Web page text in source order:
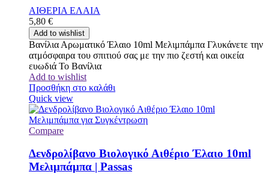
ΑΙΘΕΡΙΑ ΕΛΑΙΑ
5,80 €
Add to wishlist
Βανίλια Αρωματικό Έλαιο 10ml Μελιμπάμπα Γλυκάνετε την
ατμόσφαιρα του σπιτιού σας με την πιο ζεστή και οικεία
ευωδιά Το Βανίλια
Add to wishlist
Προσθήκη στο καλάθι
Quick view
Compare
Δενδρολίβανο Βιολογικό Αιθέριο Έλαιο 10ml
Μελιμπάμπα | Passas